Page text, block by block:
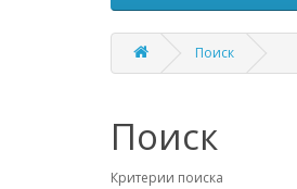
Поиск
Поиск
Критерии поиска